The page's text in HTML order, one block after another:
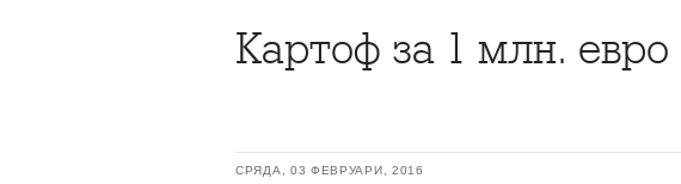
Картоф за 1 млн. евро
СРЯДА, 03 ФЕВРУАРИ, 2016